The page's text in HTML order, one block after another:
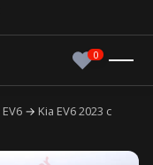
EV6
Kia EV6 2023 с